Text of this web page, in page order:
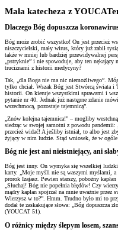
Mała katecheza z
Dlaczego Bóg dopuszcza
Bóg może zrobić wszystko! On jest przecież
niszczycielski, mały wirus, który już zabił
także w mniej lub bardziej przewidywalnej
„pstryknie” i nie spowoduje, aby ten
truciznami z historii medycyny?
Tak, „dla Boga nie ma nic niemożliwego”.
tylko chciał. Wszak Bóg jest Stwórcą świata i
historii. On kieruje wszystkimi sprawami i
pytanie nr 40. Jednak już następne zdanie
wszechmocą, pozostaje tajemnicą”.
„Znów kolejna tajemnica!” – mogliby
siedząc w swojej samotni z powodu
przecież widać! A jeśliby istniał, to albo jest
żyjący w nim ludzie. Stąd wniosek, że w ogóle
Bóg nie jest ani nieistniejący, ani
Bóg jest inny. On wymyka się wszelkiej
karty. „Moje myśli nie są waszymi myślami,
prorok Izajasz. Pewien starszy, pobożny
„Słuchaj! Bóg nie popełnia błędów! Czy
mądry kapłan spojrzał na mnie uważnie przez
Wierzysz w to?”. Hmm. Trudno było mi to
dodał te zaskakujące słowa: „Bóg dopuszcza
(YOUCAT 51).
O różnicy między ślepym losem,